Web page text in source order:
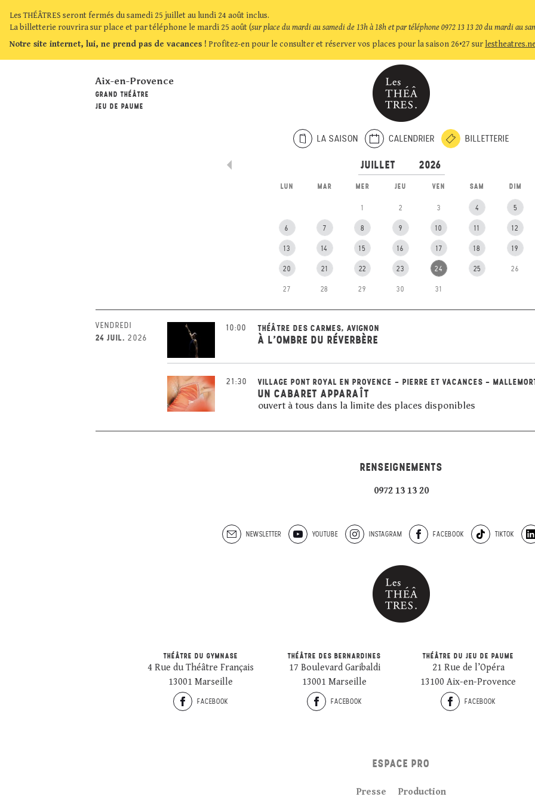
Les THÉÂTRES seront fermés du samedi 25 juillet au lundi 24 août inclus.
La billetterie rouvrira sur place et par téléphone le mardi 25 août (sur place du mardi au samedi de 13h à 18h et par téléphone 0972 13 13 20 du mardi au
Notre site internet, lui, ne prend pas de vacances ! Profitez-en pour le consulter et réserver vos places pour la saison 26•27 sur
Aix-en-Provence
GRAND THÉÂTRE
JEU DE PAUME
LA SAISON CALENDRIER BILLETTERIE
LUN MAR MER JEU VEN SAM DIM
1 2 3 4 5
6 7 8 9 10 11 12
13 14 15 16 17 18 19
20 21 22 23 24 25 26
27 28 29 30 31
VENDREDI
24 JUIL. 2026
10:00 THÉÂTRE DES CARMES, AVIGNON
À L'OMBRE DU RÉVERBÈRE
21:30 VILLAGE PONT ROYAL EN PROVENCE - PIERRE ET VACANCES -
UN CABARET APPARAÎT
ouvert à tous dans la limite des places disponibles
RENSEIGNEMENTS
0972 13 13 20
NEWSLETTER YOUTUBE INSTAGRAM FACEBOOK TIKTOK
THÉÂTRE DU GYMNASE
4 Rue du Théâtre Français
13001 Marseille
FACEBOOK
THÉÂTRE DES BERNARDINES
17 Boulevard Garibaldi
13001 Marseille
FACEBOOK
THÉÂTRE DU JEU DE PAUME
21 Rue de l’Opéra
13100 Aix-en-Provence
FACEBOOK
ESPACE PRO
Presse Production